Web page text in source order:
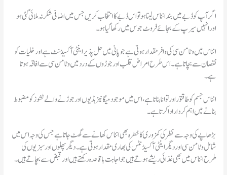
اگر آپ کو ڈبے میں بند انناس لینا ہو تو اس ڈبے کا انتخاب کریں جس میں اضافی شکر نہ ملائی گئی ہو
اور انہیں سیرپ کے بجائے فروٹ جوس میں رکھا گیا ہو۔
انناس میں وٹامن سی کی وافر مقدار ہوتی ہے جو پانی میں حل پذیر اینٹی آکسیڈنٹ ہے اور خلیات کو
نقصان سے بچاتا ہے۔ اس طرح امراض قلب اور جوڑوں کے درد میں وٹامن سی سے افاقہ ہوتا
ہے۔
انناس جسم کو طاقتور اور توانا بناتا ہے، اس میں موجود میگانیز ہڈیوں اور جوڑنے والے ٹشوز کو مضبوط
بنانے میں اہم کردار ادا کرتا ہے۔
بڑھاپے کی وجہ سے نظر کی کمزوری کا خطرہ بھی انناس کھانے سے گھٹ جاتا ہے جس کی وجہ اس میں
شامل وٹامن سی اور دیگر اینٹی آکسیڈنٹس کی بھاری مقدار ہوتی ہے۔ دیگر پھلوں اور سبزیوں کی
طرح انناس میں بھی غذائی ریشے ہوتے ہیں جو اجابت باقاعدہ رکھتے ہیں اور قبض سے بچاتے ہیں۔